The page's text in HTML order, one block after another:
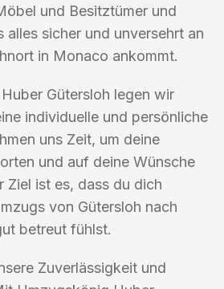
und Besitztümer und
alles sicher und unversehrt an
in Monaco ankommt.
Gütersloh legen wir
individuelle und persönliche
uns Zeit, um deine
und auf deine Wünsche
Ziel ist es, dass du dich
von Gütersloh nach
betreut fühlst.
Zuverlässigkeit und